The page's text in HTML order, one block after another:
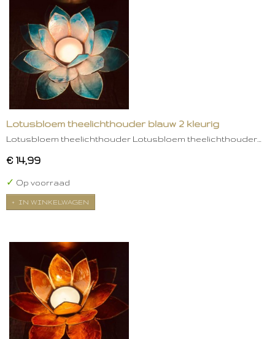
Lotusbloem theelichthouder blauw 2 kleurig
Lotusbloem theelichthouder Lotusbloem theelichthouder…
€ 14,99
✓ Op voorraad
IN WINKELWAGEN